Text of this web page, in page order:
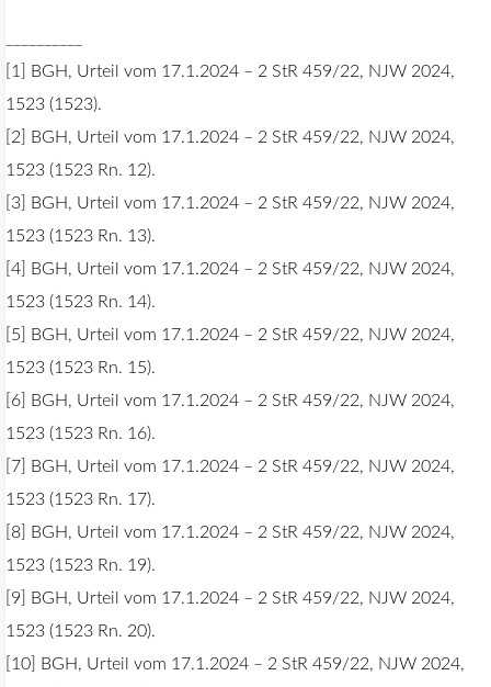
[1] BGH, Urteil vom 17.1.2024 – 2 StR 459/22, NJW 2024,
1523 (1523).
[2] BGH, Urteil vom 17.1.2024 – 2 StR 459/22, NJW 2024,
1523 (1523 Rn. 12).
[3] BGH, Urteil vom 17.1.2024 – 2 StR 459/22, NJW 2024,
1523 (1523 Rn. 13).
[4] BGH, Urteil vom 17.1.2024 – 2 StR 459/22, NJW 2024,
1523 (1523 Rn. 14).
[5] BGH, Urteil vom 17.1.2024 – 2 StR 459/22, NJW 2024,
1523 (1523 Rn. 15).
[6] BGH, Urteil vom 17.1.2024 – 2 StR 459/22, NJW 2024,
1523 (1523 Rn. 16).
[7] BGH, Urteil vom 17.1.2024 – 2 StR 459/22, NJW 2024,
1523 (1523 Rn. 17).
[8] BGH, Urteil vom 17.1.2024 – 2 StR 459/22, NJW 2024,
1523 (1523 Rn. 19).
[9] BGH, Urteil vom 17.1.2024 – 2 StR 459/22, NJW 2024,
1523 (1523 Rn. 20).
[10] BGH, Urteil vom 17.1.2024 – 2 StR 459/22, NJW 2024,